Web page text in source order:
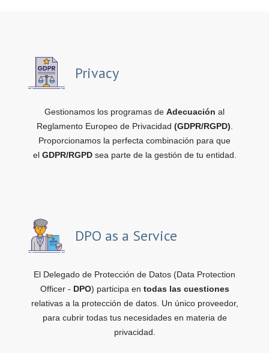
Privacy
Gestionamos los programas de Adecuación al
Reglamento Europeo de Privacidad (GDPR/RGPD)
Proporcionamos la perfecta combinación para que
el GDPR/RGPDsea parte de la gestión de tu entidad.
DPO as a Service
El Delegado de Protección de Datos (Data Protection
Officer - DPO) participa en todas las cuestiones
relativas a la protección de datos. Un único proveedor,
para cubrir todas tus necesidades en materia de
privacidad.